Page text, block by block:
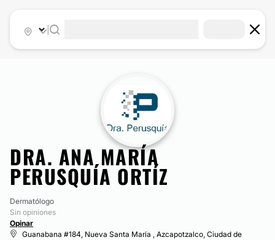
DRA. ANA MARÍA
PERUSQUÍA ORTÍZ
Dermatólogo
Sin opiniones
Opinar
Guanabana #184, Nueva Santa María , Azcapotzalco, Ciudad de